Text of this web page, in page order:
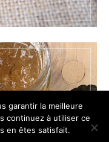
garantir la meilleure
continuez à utiliser ce
en êtes satisfait.